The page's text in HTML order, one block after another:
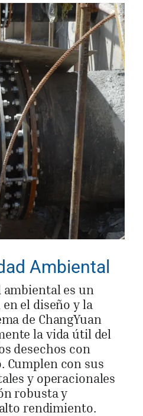
Ambiental
ambiental es un
el diseño y la
de ChangYuan
la vida útil del
desechos con
Cumplen con sus
y operacionales
robusta y
rendimiento.